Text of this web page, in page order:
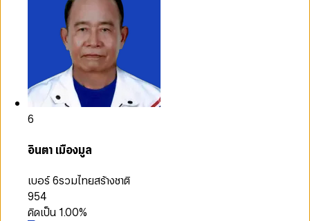
6
อินตา เมืองมูล
เบอร์ 6รวมไทยสร้างชาติ
954
คิดเป็น 1.00%